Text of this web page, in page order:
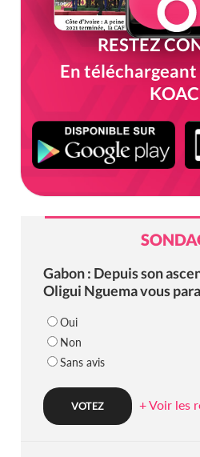
RESTEZ
En
Gabon : Depuis son
Oligui Nguema vous
Oui
Non
Sans avis
+ Voir les